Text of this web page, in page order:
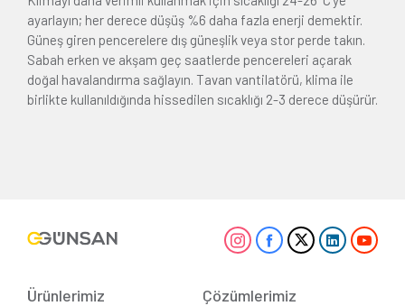
ayarlayın; her derece düşüş %6 daha fazla enerji demektir.
Güneş giren pencerelere dış güneşlik veya stor perde takın.
Sabah erken ve akşam geç saatlerde pencereleri açarak
doğal havalandırma sağlayın. Tavan vantilatörü, klima ile
birlikte kullanıldığında hissedilen sıcaklığı 2-3 derece düşürür.
Ürünlerimiz
Çözümlerimiz